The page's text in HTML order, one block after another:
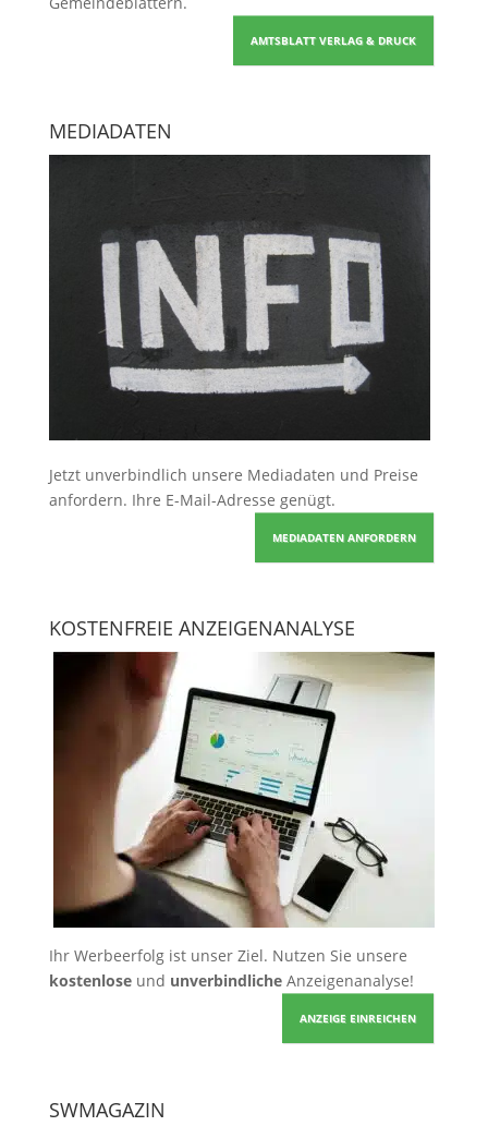
AMTSBLATT VERLAG & DRUCK
MEDIADATEN
Jetzt unverbindlich unsere Mediadaten und Preise
anfordern. Ihre E-Mail-Adresse genügt.
MEDIADATEN ANFORDERN
KOSTENFREIE ANZEIGENANALYSE
Ihr Werbeerfolg ist unser Ziel. Nutzen Sie unsere
kostenloseund unverbindlicheAnzeigenanalyse!
ANZEIGE EINREICHEN
SWMAGAZIN